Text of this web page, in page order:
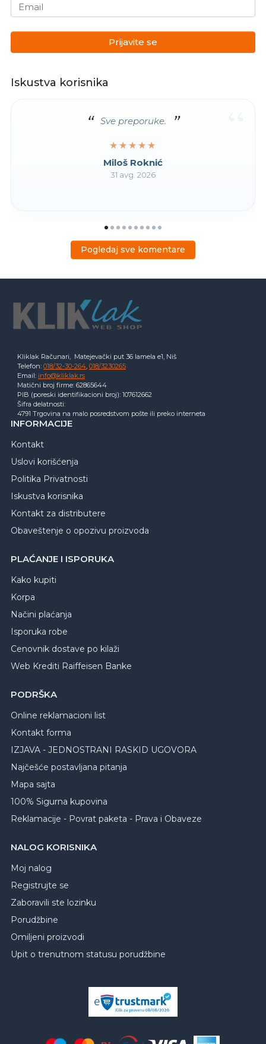
Email
Prijavite se
Iskustva korisnika
Sve preporuke.
★★★★★
★★★★★
Miloš Roknić
31 avg. 2026
Pogledaj sve komentare
Kliklak Računari, Matejevački put 36 lamela e1, Niš
Telefon: 018/32-30-264, 018/3230265
Email: info@kliklak.rs
Matični broj firme: 62865644
PIB (poreski identifikacioni broj): 107612662
Šifra delatnosti:
4791 Trgovina na malo posredstvom pošte ili preko interneta
INFORMACIJE
Kontakt
Uslovi korišćenja
Politika Privatnosti
Iskustva korisnika
Kontakt za distributere
Obaveštenje o opozivu proizvoda
PLAĆANJE I ISPORUKA
Kako kupiti
Korpa
Načini plaćanja
Isporuka robe
Cenovnik dostave po kilaži
Web Krediti Raiffeisen Banke
PODRŠKA
Online reklamacioni list
Kontakt forma
IZJAVA - JEDNOSTRANI RASKID UGOVORA
Najčešće postavljana pitanja
Mapa sajta
100% Sigurna kupovina
Reklamacije - Povrat paketa - Prava i Obaveze
NALOG KORISNIKA
Moj nalog
Registrujte se
Zaboravili ste lozinku
Porudžbine
Omiljeni proizvodi
Upit o trenutnom statusu porudžbine